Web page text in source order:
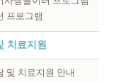
프로그램
치료지원
및 치료지원 안내